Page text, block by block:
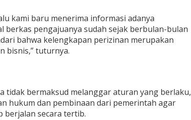
kami baru menerima informasi adanya
berkas pengajuanya sudah sejak berbulan-bulan
bahwa kelengkapan perizinan merupakan
bisnis,” tuturnya.
tidak bermaksud melanggar aturan yang berlaku,
hukum dan pembinaan dari pemerintah agar
berjalan secara tertib.